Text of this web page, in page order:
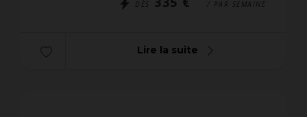
DÈS / PAR SEMAINE
Lire la suite